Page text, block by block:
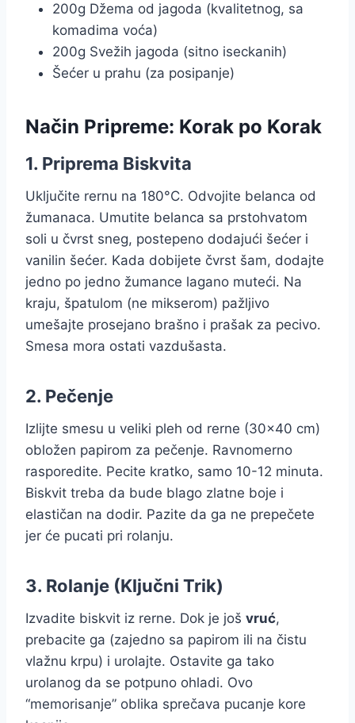
200g Džema od jagoda (kvalitetnog, sa
komadima voća)
200g Svežih jagoda (sitno iseckanih)
Šećer u prahu (za posipanje)
Način Pripreme: Korak po Korak
1. Priprema Biskvita
Uključite rernu na 180°C. Odvojite belanca od
žumanaca. Umutite belanca sa prstohvatom
soli u čvrst sneg, postepeno dodajući šećer i
vanilin šećer. Kada dobijete čvrst šam, dodajte
jedno po jedno žumance lagano muteći. Na
kraju, špatulom (ne mikserom) pažljivo
umešajte prosejano brašno i prašak za pecivo.
Smesa mora ostati vazdušasta.
2. Pečenje
Izlijte smesu u veliki pleh od rerne (30×40 cm)
obložen papirom za pečenje. Ravnomerno
rasporedite. Pecite kratko, samo 10-12 minuta.
Biskvit treba da bude blago zlatne boje i
elastičan na dodir. Pazite da ga ne prepečete
jer će pucati pri rolanju.
3. Rolanje (Ključni Trik)
Izvadite biskvit iz rerne. Dok je još vruć,
prebacite ga (zajedno sa papirom ili na čistu
vlažnu krpu) i urolajte. Ostavite ga tako
urolanog da se potpuno ohladi. Ovo
“memorisanje” oblika sprečava pucanje kore